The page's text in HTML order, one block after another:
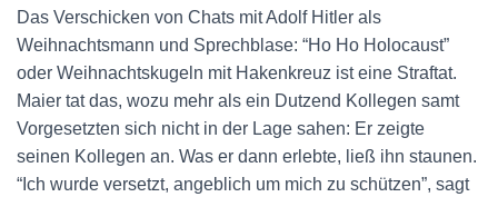
Das Verschicken von Chats mit Adolf Hitler als
Weihnachtsmann und Sprechblase: “Ho Ho Holocaust”
oder Weihnachtskugeln mit Hakenkreuz ist eine Straftat.
Maier tat das, wozu mehr als ein Dutzend Kollegen samt
Vorgesetzten sich nicht in der Lage sahen: Er zeigte
seinen Kollegen an. Was er dann erlebte, ließ ihn staunen.
“Ich wurde versetzt, angeblich um mich zu schützen”, sagt